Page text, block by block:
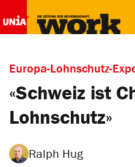
Europa-Lohnschutz-
«Schweiz ist
Lohnschutz»
Ralph Hug